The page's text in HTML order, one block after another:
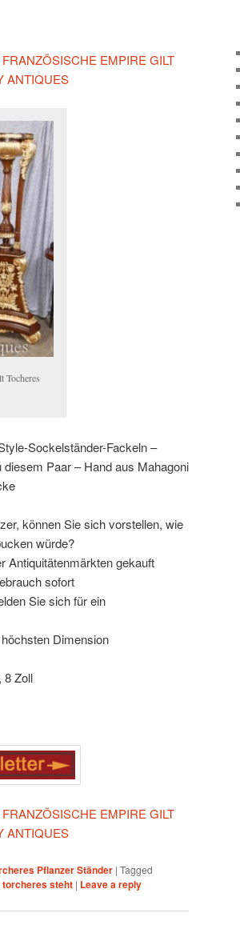
EMPIRE GILT
ANTIQUES
Tocheres
Sockelständer-Fackeln –
Paar – Hand aus Mahagoni
können Sie sich vorstellen, wie
würde?
Antiquitätenmärkten gekauft
sofort
Sie sich für ein
Dimension
8 Zoll
EMPIRE GILT
ANTIQUES
Pflanzer Ständer | Tagged
torcheres steht | Leave a reply